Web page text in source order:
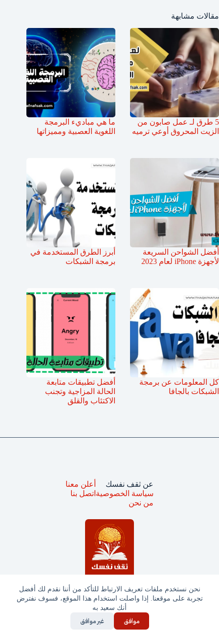
نحن نستخدم ملفات تعريف الارتباط للتأكد من أننا نقدم لك أفضل
تجربة على موقعنا. إذا واصلت استخدام هذا الموقع، فسوف نفترض
أنك سعيد به
موافق غير موافق
مقالات مشابهة
5 طرق لـ عمل صابون من
الزيت المحروق أوعي ترميه
ما هي مباديء البرمجة
اللغوية العصبية ومميزاتها
أفضل الشواحن السريعة
لأجهزة iPhone لعام 2023
أبرز الطرق المستخدمة في
برمجة الشبكات
كل المعلومات عن برمجة
الشبكات بالجافا
أفضل تطبيقات متابعة
الحالة المزاجية وتجنب
الاكتئاب والقلق
جميع الحقوق محفوظة © ثقف نفسك 2025
عن ثقف نفسك
سياسة الخصوصية
من نحن
أعلن معنا
اتصل بنا